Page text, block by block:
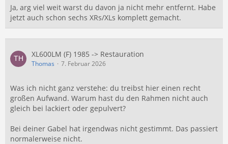
Das hab ich bei meiner Maico damals gemacht und ist ne
ganz andere Nummer bzgl. Aufwand. Da muss ja Motor
technisch auf Stand zu bringen und dann über den
Sommer ordentlich Kilometer damit zu machen
lg
Volker
Ja, arg viel weit warst du davon ja nicht mehr entfernt. Habe
jetzt auch schon sechs XRs/XLs komplett gemacht.
XL600LM (F) 1985 -> Restauration
Thomas 7. Februar 2026
Was ich nicht ganz verstehe: du treibst hier einen recht
großen Aufwand. Warum hast du den Rahmen nicht auch
gleich bei lackiert oder gepulvert?
Bei deiner Gabel hat irgendwas nicht gestimmt. Das passiert
normalerweise nicht.